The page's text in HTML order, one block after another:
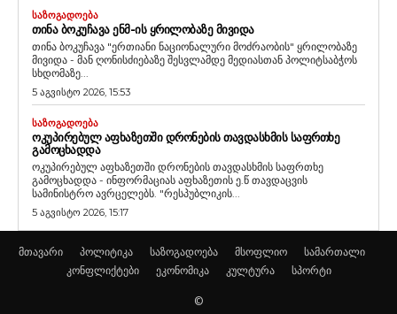
ᲡᲐᲖᲝᲒᲐᲓᲝᲔᲑᲐ
ᲗᲘᲜᲐ ᲑᲝᲙᲣᲩᲐᲕᲐ ᲔᲜᲛ-ᲘᲡ ᲧᲠᲘᲚᲝᲑᲐᲖᲔ ᲛᲘᲕᲘᲓᲐ
თინა ბოკუჩავა "ერთიანი ნაციონალური მოძრაობის" ყრილობაზე
მივიდა - მან ღონისძიებაზე შესვლამდე მედიასთან პოლიტსაბჭოს
სხდომაზე...
5 აგვისტო 2026, 15:53
ᲡᲐᲖᲝᲒᲐᲓᲝᲔᲑᲐ
ᲝᲙᲣᲞᲘᲠᲔᲑᲣᲚ ᲐᲤᲮᲐᲖᲔᲗᲨᲘ ᲓᲠᲝᲜᲔᲑᲘᲡ ᲗᲐᲕᲓᲐᲡᲮᲛᲘᲡ ᲡᲐᲤᲠᲗᲮᲔ
ᲒᲐᲛᲝᲪᲮᲐᲓᲓᲐ
ოკუპირებულ აფხაზეთში დრონების თავდასხმის საფრთხე
გამოცხადდა - ინფორმაციას აფხაზეთის ე.წ თავდაცვის
სამინისტრო ავრცელებს. "რესპუბლიკის...
5 აგვისტო 2026, 15:17
მთავარი პოლიტიკა საზოგადოება მსოფლიო
სამართალი
კონფლიქტები
ეკონომიკა კულტურა სპორტი
©